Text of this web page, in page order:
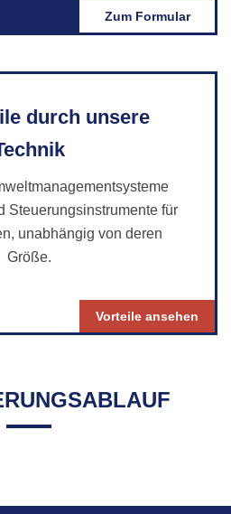
Zum Formular
durch unsere
Steuerungsinstrumente für
unabhängig von deren
Größe.
Vorteile ansehen